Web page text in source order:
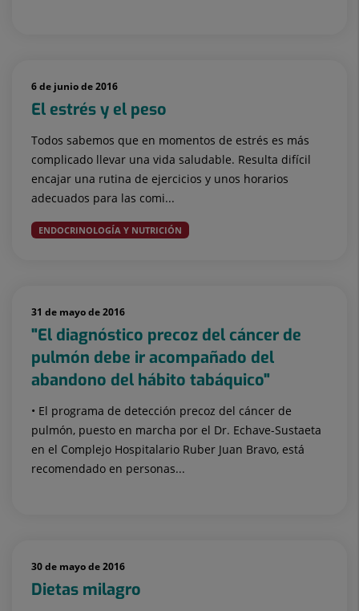
6 de junio de 2016
El estrés y el peso
Todos sabemos que en momentos de estrés es más
complicado llevar una vida saludable. Resulta difícil
encajar una rutina de ejercicios y unos horarios
adecuados para las comi...
ENDOCRINOLOGÍA Y NUTRICIÓN
31 de mayo de 2016
"El diagnóstico precoz del cáncer de
pulmón debe ir acompañado del
abandono del hábito tabáquico"
• El programa de detección precoz del cáncer de
pulmón, puesto en marcha por el Dr. Echave-Sustaeta
en el Complejo Hospitalario Ruber Juan Bravo, está
recomendado en personas...
30 de mayo de 2016
Dietas milagro